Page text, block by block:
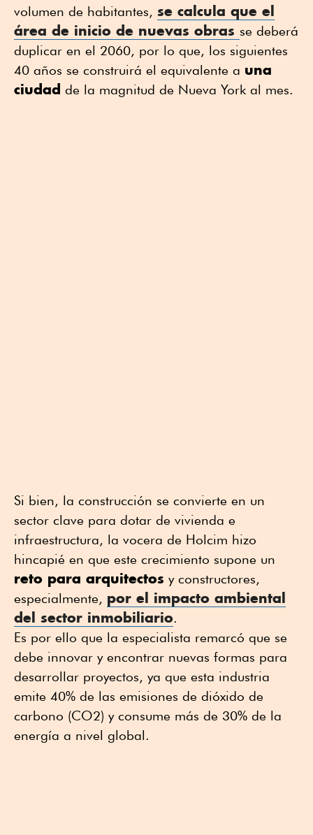
volumen de habitantes, se calcula que el
área de inicio de nuevas obras se deberá
duplicar en el 2060, por lo que, los siguientes
40 años se construirá el equivalente a una
ciudad de la magnitud de Nueva York al mes.
Si bien, la construcción se convierte en un
sector clave para dotar de vivienda e
infraestructura, la vocera de Holcim hizo
hincapié en que este crecimiento supone un
reto para arquitectos y constructores,
especialmente, por el impacto ambiental
del sector inmobiliario.
Es por ello que la especialista remarcó que se
debe innovar y encontrar nuevas formas para
desarrollar proyectos, ya que esta industria
emite 40% de las emisiones de dióxido de
carbono (CO2) y consume más de 30% de la
energía a nivel global.